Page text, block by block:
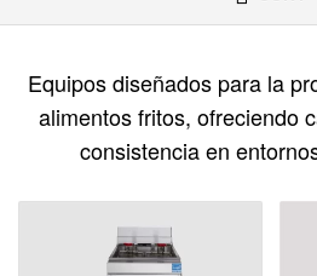
Equipos diseñados para la
alimentos fritos, ofreciendo
consistencia en